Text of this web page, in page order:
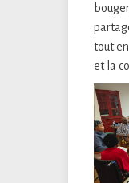
tout
et la